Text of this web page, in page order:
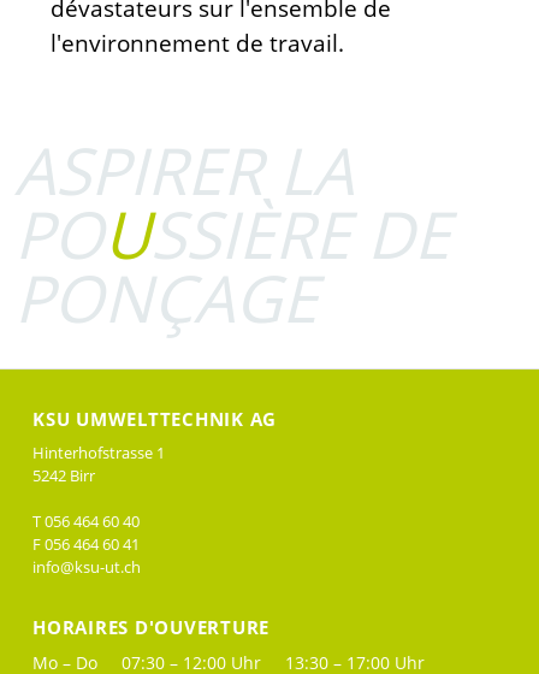
dévastateurs sur l'ensemble de
l'environnement de travail.
ASPIRER LA
POUSSIÈRE DE
PONÇAGE
KSU UMWELTTECHNIK AG
Hinterhofstrasse 1
5242 Birr
T 056 464 60 40
F 056 464 60 41
info@ksu-ut.ch
HORAIRES D'OUVERTURE
Mo – Do 07:30 – 12:00 Uhr 13:30 – 17:00 Uhr